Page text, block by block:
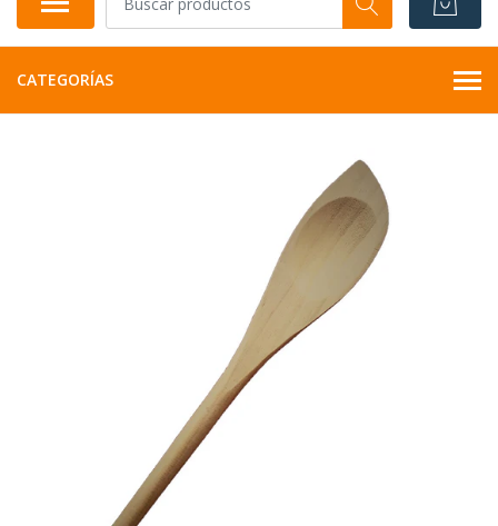
CATEGORÍAS